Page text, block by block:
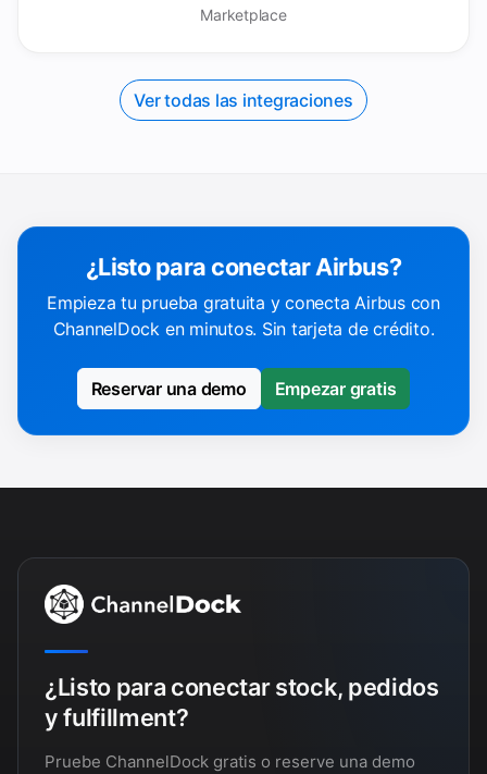
Marketplace
Ver todas las integraciones
¿Listo para conectar Airbus?
Empieza tu prueba gratuita y conecta Airbus con
ChannelDock en minutos. Sin tarjeta de crédito.
Reservar una demo Empezar gratis
¿Listo para conectar stock, pedidos
y fulfillment?
Pruebe ChannelDock gratis o reserve una demo